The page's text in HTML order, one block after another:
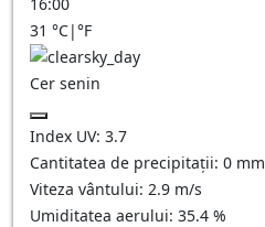
31 °C|°F
Cer senin
Index UV: 3.7
Cantitatea de precipitații: 0 mm
Viteza vântului: 2.9 m/s
Umiditatea aerului: 35.4 %